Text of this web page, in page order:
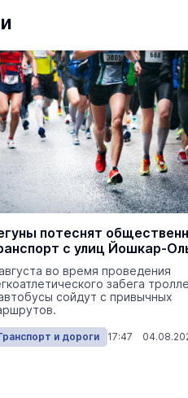
Как узнать на законных
кто собственник
Интервью
потеснят
с улиц Йошкар-
во время проведения
забега
сойдут с привычных
и дороги 17:47
Оле ночью из
эвакуировали 27 человек
Сегодня